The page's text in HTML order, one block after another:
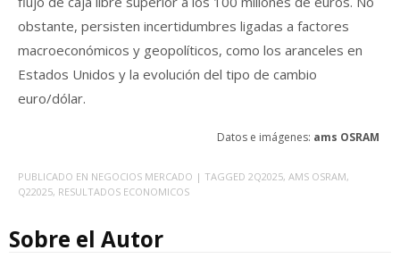
obstante, persisten incertidumbres ligadas a factores
macroeconómicos y geopolíticos, como los aranceles en
Estados Unidos y la evolución del tipo de cambio
euro/dólar.
Datos e imágenes: ams OSRAM
PUBLICADO EN NEGOCIOS MERCADO | TAGGED 2Q2025, AMS OSRAM,
Q22025, RESULTADOS ECONOMICOS
Sobre el Autor